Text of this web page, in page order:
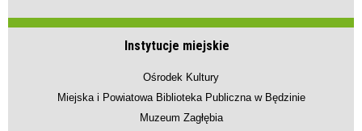
Instytucje miejskie
Ośrodek Kultury
Miejska i Powiatowa Biblioteka Publiczna w Będzinie
Muzeum Zagłębia